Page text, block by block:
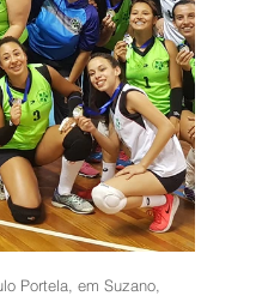
Portela, em Suzano,